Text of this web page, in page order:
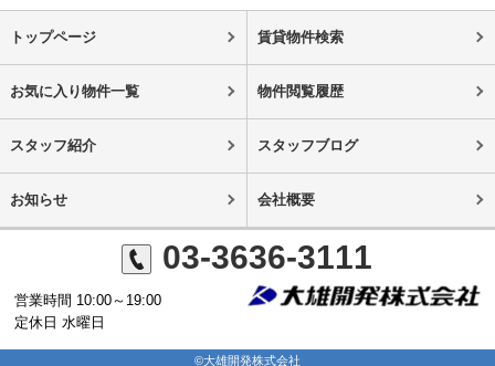
トップページ 賃貸物件検索
お気に入り物件一覧 物件閲覧履歴
スタッフ紹介 スタッフブログ
お知らせ 会社概要
03-3636-3111
営業時間 10:00～19:00
定休日 水曜日
©大雄開発株式会社